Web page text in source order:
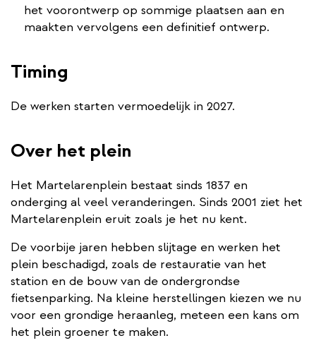
het voorontwerp op sommige plaatsen aan en
maakten vervolgens een definitief ontwerp.
Timing
De werken starten vermoedelijk in 2027.
Over het plein
Het Martelarenplein bestaat sinds 1837 en
onderging al veel veranderingen. Sinds 2001 ziet het
Martelarenplein eruit zoals je het nu kent.
De voorbije jaren hebben slijtage en werken het
plein beschadigd, zoals de restauratie van het
station en de bouw van de ondergrondse
fietsenparking. Na kleine herstellingen kiezen we nu
voor een grondige heraanleg, meteen een kans om
het plein groener te maken.